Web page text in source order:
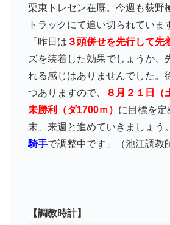
栗東トレセン在厩。今週も荻野
トラックにて追い切られていま
「昨日は ３頭併せを先行して先
ズを装着した効果でしょうか、
れる感じはありませんでした。
つありますので、
８月２１日（
未勝利（ダ1700ｍ） に目標を定
末、来週と進めていきましょう。
騎手で調整中です」（池江調教
【調教時計】